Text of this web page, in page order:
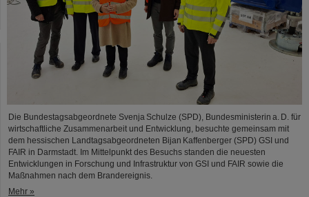
Die Bundestagsabgeordnete Svenja Schulze (SPD), Bundesministerin a. D. für
wirtschaftliche Zusammenarbeit und Entwicklung, besuchte gemeinsam mit
dem hessischen Landtagsabgeordneten Bijan Kaffenberger (SPD) GSI und
FAIR in Darmstadt. Im Mittelpunkt des Besuchs standen die neuesten
Entwicklungen in Forschung und Infrastruktur von GSI und FAIR sowie die
Maßnahmen nach dem Brandereignis.
Mehr »